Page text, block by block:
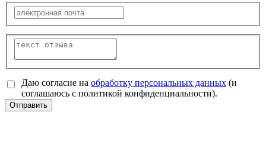
Даю согласие на обработку персональных данных (и
соглашаюсь с политикой конфиденциальности).
Отправить